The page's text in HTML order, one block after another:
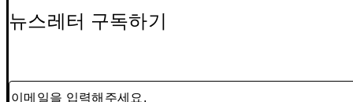
뉴스레터 구독하기
이메일을 입력해주세요.